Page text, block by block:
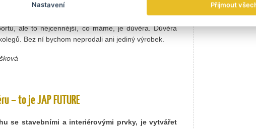
vás v podnikání největší cenu, co by to bylo?
ale to nejcennější, co máme, je důvěra. Důvěra
Bez ní bychom neprodali ani jediný výrobek.
– to je JAP FUTURE
se stavebními a interiérovými prvky, je vytvářet
Nastavení Přijmout